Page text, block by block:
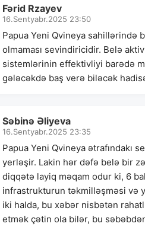
Fərid Rzayev
16.Sentyabr.2025 23:50
Papua Yeni Qvineya sahillərində
olmaması sevindiricidir. Belə aktiv
sistemlərinin effektivliyi barədə
gələcəkdə baş verə biləcək
Səbinə Əliyeva
16.Sentyabr.2025 23:35
Papua Yeni Qvineya ətrafındakı
yerləşir. Lakin hər dəfə belə bir
diqqətə layiq məqam odur ki, 6
infrastrukturun təkmilləşməsi və
iki halda, bu xəbər nisbətən
etmək çətin ola bilər, bu